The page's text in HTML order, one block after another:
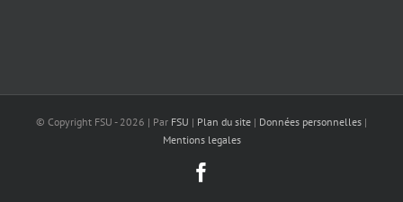
© Copyright FSU - 2026 | Par FSU | Plan du site | Données personnelles |
Mentions legales